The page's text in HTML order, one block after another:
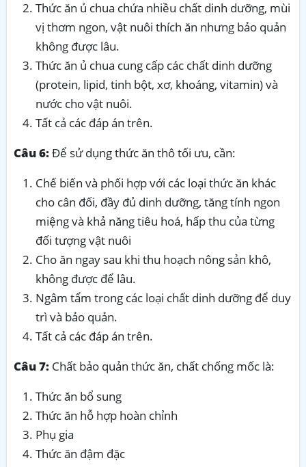
Thức ăn ủ chua chứa nhiều chất dinh dưỡng, mùi
vị thơm ngon, vật nuôi thích ăn nhưng bảo quản
không được lâu.
Thức ăn ủ chua cung cấp các chất dinh dưỡng
(protein, lipid, tinh bột, xơ, khoáng, vitamin) và
nước cho vật nuôi.
Tất cả các đáp án trên.
Câu 6:Để sử dụng thức ăn thô tối ưu, cần:
Chế biến và phối hợp với các loại thức ăn khác
cho cân đối, đầy đủ dinh dưỡng, tăng tính ngon
miệng và khả năng tiêu hoá, hấp thu của từng
đối tượng vật nuôi
Cho ăn ngay sau khi thu hoạch nông sản khô,
không được để lâu.
Ngâm tẩm trong các loại chất dinh dưỡng để duy
trì và bảo quản.
Tất cả các đáp án trên.
Câu 7: Chất bảo quản thức ăn, chất chống mốc là:
Thức ăn bổ sung
Thức ăn hỗ hợp hoàn chỉnh
Phụ gia
Thức ăn đậm đặc